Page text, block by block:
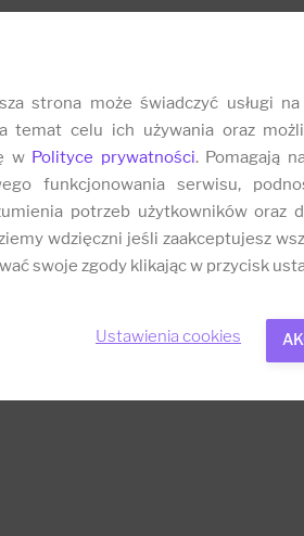
strona może świadczyć usługi
temat celu ich używania oraz
w Polityce prywatności. Pomagają
funkcjonowania serwisu,
potrzeb użytkowników oraz
wdzięczni jeśli zaakceptujesz
swoje zgody klikając w przycisk
Ustawienia cookies